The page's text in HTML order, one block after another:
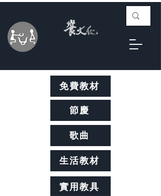
免費教材
實用教具
節慶
生活教材
歌曲